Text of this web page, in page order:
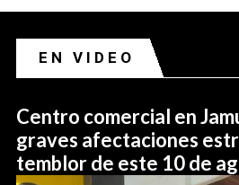
EN VIDEO
Centro comercial en
graves afectaciones
temblor de este 10 de